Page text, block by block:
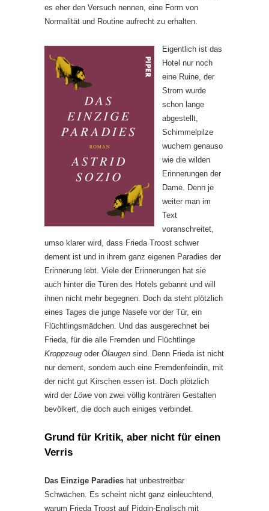
es eher den Versuch nennen, eine Form von
Normalität und Routine aufrecht zu erhalten.
Eigentlich ist das
Hotel nur noch
eine Ruine, der
Strom wurde
schon lange
abgestellt,
Schimmelpilze
wuchern genauso
wie die wilden
Erinnerungen der
Dame. Denn je
weiter man im
Text
voranschreitet,
umso klarer wird, dass Frieda Troost schwer
dement ist und in ihrem ganz eigenen Paradies der
Erinnerung lebt. Viele der Erinnerungen hat sie
auch hinter die Türen des Hotels gebannt und will
ihnen nicht mehr begegnen. Doch da steht plötzlich
eines Tages die junge Nasefe vor der Tür, ein
Flüchtlingsmädchen. Und das ausgerechnet bei
Frieda, für die alle Fremden und Flüchtlinge
Kroppzeug oder Ölaugen sind. Denn Frieda ist nicht
nur dement, sondern auch eine Fremdenfeindin, mit
der nicht gut Kirschen essen ist. Doch plötzlich
wird der Löwe von zwei völlig konträren Gestalten
bevölkert, die doch auch einiges verbindet.
Grund für Kritik, aber nicht für einen
Verris
Das Einzige Paradies hat unbestreitbar
Schwächen. Es scheint nicht ganz einleuchtend,
warum Frieda Troost auf Pidgin-Englisch mit